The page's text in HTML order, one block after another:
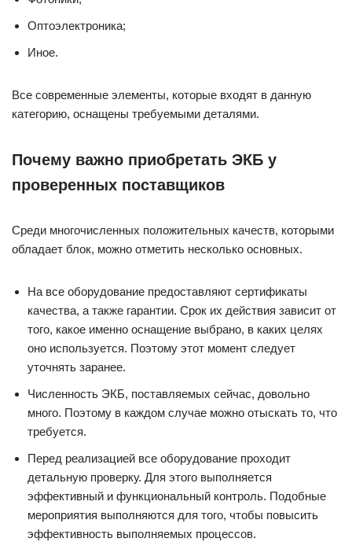
Оптоэлектроника;
Иное.
Все современные элементы, которые входят в данную
категорию, оснащены требуемыми деталями.
Почему важно приобретать ЭКБ у
проверенных поставщиков
Среди многочисленных положительных качеств, которыми
обладает блок, можно отметить несколько основных.
На все оборудование предоставляют сертификаты
качества, а также гарантии. Срок их действия зависит от
того, какое именно оснащение выбрано, в каких целях
оно используется. Поэтому этот момент следует
уточнять заранее.
Численность ЭКБ, поставляемых сейчас, довольно
много. Поэтому в каждом случае можно отыскать то, что
требуется.
Перед реализацией все оборудование проходит
детальную проверку. Для этого выполняется
эффективный и функциональный контроль. Подобные
мероприятия выполняются для того, чтобы повысить
эффективность выполняемых процессов.